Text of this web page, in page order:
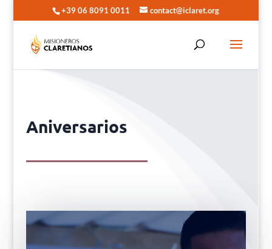
+39 06 8091 0011 contact@iclaret.org
Aniversarios